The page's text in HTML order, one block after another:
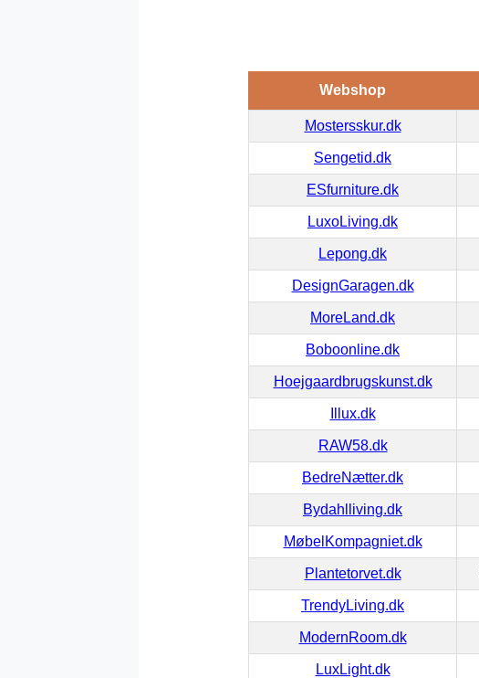
Webshop
Mostersskur.dk
Sengetid.dk
ESfurniture.dk
LuxoLiving.dk
Lepong.dk
DesignGaragen.dk
MoreLand.dk
Boboonline.dk
Hoejgaardbrugskunst.dk
Illux.dk
RAW58.dk
BedreNætter.dk
Bydahlliving.dk
MøbelKompagniet.dk
Plantetorvet.dk
TrendyLiving.dk
ModernRoom.dk
LuxLight.dk